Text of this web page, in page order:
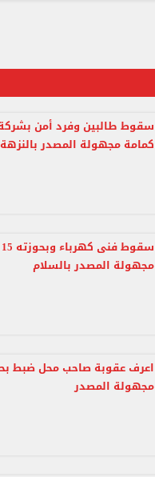
كمامة مجهولة المصدر بالنزهة
مجهولة المصدر بالسلام
مجهولة المصدر